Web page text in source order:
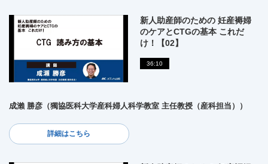
新人助産師のための 妊産褥婦
のケアとCTGの基本 これだ
け！【02】
36:10
成瀨 勝彦（獨協医科大学産科婦人科学教室 主任教授（産科担当））
詳細はこちら